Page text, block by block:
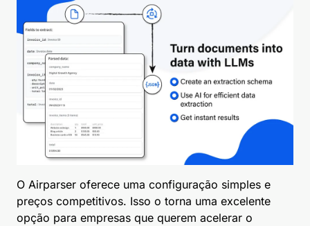
O Airparser oferece uma configuração simples e
preços competitivos. Isso o torna uma excelente
opção para empresas que querem acelerar o